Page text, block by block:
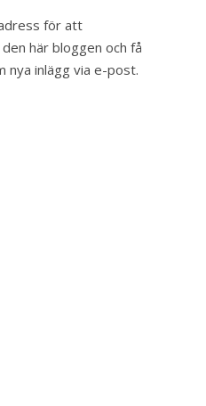
för att
här bloggen och få
nya inlägg via e-post.